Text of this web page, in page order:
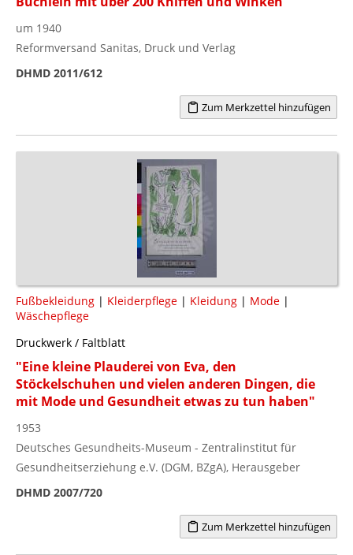
um 1940
Reformversand Sanitas, Druck und Verlag
DHMD 2011/612
Zum Merkzettel hinzufügen
Fußbekleidung | Kleiderpflege | Kleidung | Mode |
Wäschepflege
Druckwerk / Faltblatt
"Eine kleine Plauderei von Eva, den
Stöckelschuhen und vielen anderen Dingen, die
mit Mode und Gesundheit etwas zu tun haben"
1953
Deutsches Gesundheits-Museum - Zentralinstitut für
Gesundheitserziehung e.V. (DGM, BZgA), Herausgeber
DHMD 2007/720
Zum Merkzettel hinzufügen